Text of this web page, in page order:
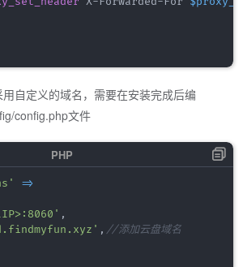
自定义的域名，需要在安装完成后编
config.php文件
=>
,
, //添加云盘域名